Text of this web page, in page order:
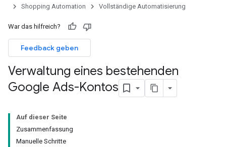
Shopping Automation
Vollständige Automatisierung
War das hilfreich?
Feedback geben
Verwaltung eines bestehenden
Google Ads-Kontos
Auf dieser Seite
Zusammenfassung
Manuelle Schritte